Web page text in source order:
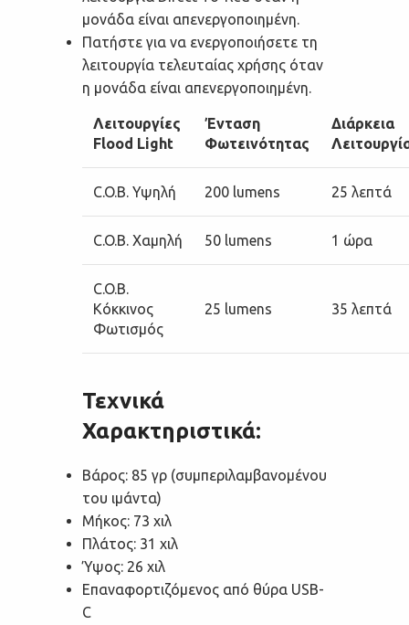
μονάδα είναι απενεργοποιημένη.
Πατήστε για να ενεργοποιήσετε τη
λειτουργία τελευταίας χρήσης όταν
η μονάδα είναι απενεργοποιημένη.
Λειτουργίες
Flood Light
Ένταση
Φωτεινότητας
Διάρκεια
C.O.B. Υψηλή 200 lumens 25 λεπτά
C.O.B. Χαμηλή 50 lumens 1 ώρα
C.O.B.
Κόκκινος
Φωτισμός
25 lumens 35 λεπτά
Τεχνικά
Χαρακτηριστικά:
Βάρος: 85 γρ (συμπεριλαμβανομένου
του ιμάντα)
Μήκος: 73 χιλ
Πλάτος: 31 χιλ
Ύψος: 26 χιλ
Επαναφορτιζόμενος από θύρα USB-
C